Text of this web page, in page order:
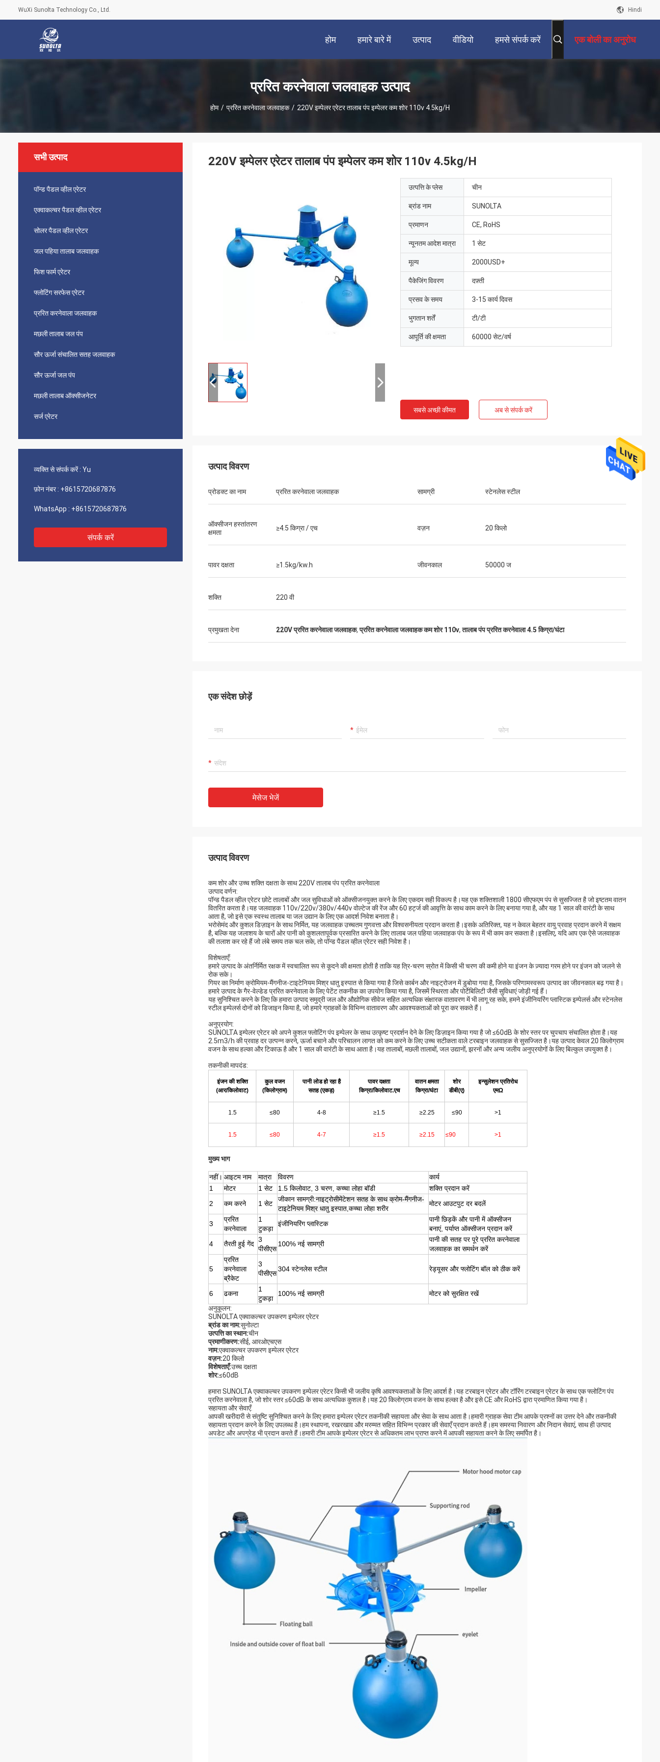
WuXi Sunolta Technology Co., Ltd. Hindi
होम हमारे बारे में उत्पाद वीडियो हमसे संपर्क करें एक बोली का अनुरोध
प्ररित करनेवाला जलवाहक उत्पाद
होम / प्ररित करनेवाला जलवाहक / 220V इम्पेलर एरेटर तालाब पंप इम्पेलर कम शोर 110v 4.5kg/H
सभी उत्पाद
पॉन्ड पैडल व्हील एरेटर
एक्वाकल्चर पैडल व्हील एरेटर
सोलर पैडल व्हील एरेटर
जल पहिया तालाब जलवाहक
फिश फार्म एरेटर
फ्लोटिंग सरफेस एरेटर
प्ररित करनेवाला जलवाहक
मछली तालाब जल पंप
सौर ऊर्जा संचालित सतह जलवाहक
सौर ऊर्जा जल पंप
मछली तालाब ऑक्सीजनेटर
सर्ज एरेटर
व्यक्ति से संपर्क करें : Yu
फ़ोन नंबर : +8615720687876
WhatsApp : +8615720687876
संपर्क करें
220V इम्पेलर एरेटर तालाब पंप इम्पेलर कम शोर 110v 4.5kg/H
उत्पत्ति के प्लेस चीन
ब्रांड नाम SUNOLTA
प्रमाणन CE, RoHS
न्यूनतम आदेश मात्रा 1 सेट
मूल्य 2000USD+
पैकेजिंग विवरण दफ़्ती
प्रसव के समय 3-15 कार्य दिवस
भुगतान शर्तें टी/टी
आपूर्ति की क्षमता 60000 सेट/वर्ष
सबसे अच्छी कीमत अब से संपर्क करें
उत्पाद विवरण
प्रोडक्ट का नाम प्ररित करनेवाला जलवाहक सामग्री स्टेनलेस स्टील
ऑक्सीजन हस्तांतरण
क्षमता
≥4.5 किग्रा / एच वज़न 20 किलो
पावर दक्षता ≥1.5kg/kw.h जीवनकाल 50000 ज
शक्ति 220 वी
प्रमुखता देना 220V प्ररित करनेवाला जलवाहक,प्ररित करनेवाला जलवाहक कम शोर 110v,तालाब पंप प्ररित करनेवाला 4.5 किग्रा/घंटा
एक संदेश छोड़ें
मेसेज भेजें
उत्पाद विवरण
कम शोर और उच्च शक्ति दक्षता के साथ 220V तालाब पंप प्ररित करनेवाला
उत्पाद वर्णन:
पॉन्ड पैडल व्हील एरेटर छोटे तालाबों और जल सुविधाओं को ऑक्सीजनयुक्त करने के लिए एकदम सही विकल्प है।यह एक शक्तिशाली 1800 सीएफएम पंप से सुसज्जित है जो इष्टतम वातन
वितरित करता है।यह जलवाहक 110v/220v/380v/440v वोल्टेज की रेंज और 60 हर्ट्ज की आवृत्ति के साथ काम करने के लिए बनाया गया है, और यह 1 साल की वारंटी के साथ
आता है, जो इसे एक स्वस्थ तालाब या जल उद्यान के लिए एक आदर्श निवेश बनाता है।
भरोसेमंद और कुशल डिज़ाइन के साथ निर्मित, यह जलवाहक उच्चतम गुणवत्ता और विश्वसनीयता प्रदान करता है।इसके अतिरिक्त, यह न केवल बेहतर वायु प्रवाह प्रदान करने में सक्षम
है, बल्कि यह जलाशय के चारों ओर पानी को कुशलतापूर्वक प्रसारित करने के लिए तालाब जल पहिया जलवाहक पंप के रूप में भी काम कर सकता है।इसलिए, यदि आप एक ऐसे जलवाहक
की तलाश कर रहे हैं जो लंबे समय तक चल सके, तो पॉन्ड पैडल व्हील एरेटर सही निवेश है।
विशेषताएँ:
हमारे उत्पाद के अंतर्निर्मित रक्षक में स्वचालित रूप से कूदने की क्षमता होती है ताकि यह त्रि-चरण स्रोत में किसी भी चरण की कमी होने या इंजन के ज़्यादा गरम होने पर इंजन को जलने से
रोक सके।
गियर का निर्माण क्रोमियम-मैंगनीज-टाइटेनियम मिश्र धातु इस्पात से किया गया है जिसे कार्बन और नाइट्रोजन में डुबोया गया है, जिसके परिणामस्वरूप उत्पाद का जीवनकाल बढ़ गया है।
हमारे उत्पाद के गैर-वेल्डेड प्ररित करनेवाला के लिए पेटेंट तकनीक का उपयोग किया गया है, जिसमें स्थिरता और पोर्टेबिलिटी जैसी सुविधाएं जोड़ी गई हैं।
यह सुनिश्चित करने के लिए कि हमारा उत्पाद समुद्री जल और औद्योगिक सीवेज सहित अत्यधिक संक्षारक वातावरण में भी लागू रह सके, हमने इंजीनियरिंग प्लास्टिक इम्पेलर्स और स्टेनलेस
स्टील इम्पेलर्स दोनों को डिजाइन किया है, जो हमारे ग्राहकों के विभिन्न वातावरण और आवश्यकताओं को पूरा कर सकते हैं।
अनुप्रयोग:
SUNOLTA इम्पेलर एरेटर को अपने कुशल फ्लोटिंग पंप इम्पेलर के साथ उत्कृष्ट प्रदर्शन देने के लिए डिज़ाइन किया गया है जो ≤60dB के शोर स्तर पर चुपचाप संचालित होता है।यह
2.5m3/h की प्रवाह दर उत्पन्न करने, ऊर्जा बचाने और परिचालन लागत को कम करने के लिए उच्च सटीकता वाले टरबाइन जलवाहक से सुसज्जित है।यह उत्पाद केवल 20 किलोग्राम
वजन के साथ हल्का और टिकाऊ है और 1 साल की वारंटी के साथ आता है।यह तालाबों, मछली तालाबों, जल उद्यानों, झरनों और अन्य जलीय अनुप्रयोगों के लिए बिल्कुल उपयुक्त है।
तकनीकी मापदंड:
इंजन की शक्ति
(आर/किलोवाट)
कुल वजन
(किलोग्राम)
पानी लोड हो रहा है
सतह (एकड़)
पावर दक्षता
किग्रा/किलोवाट.एच
वातन क्षमता
किग्रा/घंटा
शोर
डीबी(ए)
इन्सुलेशन प्रतिरोध
एमΩ
1.5 ≤80 4-8 ≥1.5 ≥2.25 ≤90 >1
1.5 ≤80 4-7 ≥1.5 ≥2.15 ≤90 >1
मुख्य भाग
नहीं। आइटम नाम मात्रा विवरण
कार्य
1
मोटर 1 सेट 1.5 किलोवाट, 3 चरण, कच्चा लोहा बॉडी
शक्ति प्रदान करें
2
कम करने 1 सेट
जीकान सामग्री:नाइट्रोसीमेंटेशन सतह के साथ क्रोम-मैंगनीज-
टाइटेनियम मिश्र धातु इस्पात कच्चा लोहा शरीर
मोटर आउटपुट दर बदलें
3
प्ररित
करनेवाला
1
टुकड़ा
इंजीनियरिंग प्लास्टिक
पानी छिड़कें और पानी में ऑक्सीजन
बनाएं, पर्याप्त ऑक्सीजन प्रदान करें
4
तैरती हुई गेंद
3
पीसीएस
100% नई सामग्री
पानी की सतह पर पूरे प्ररित करनेवाला
जलवाहक का समर्थन करें
5
प्ररित
करनेवाला
ब्रैकेट
3
पीसीएस
304 स्टेनलेस स्टील रेड्यूसर और फ्लोटिंग बॉल को ठीक करें
6 ढकना
1
टुकड़ा
100% नई सामग्री
मोटर को सुरक्षित रखें
अनुकूलन:
SUNOLTA एक्वाकल्चर उपकरण इम्पेलर एरेटर
ब्रांड का नाम:सुनोल्टा
उत्पत्ति का स्थान:चीन
प्रमाणीकरण:सीई, आरओएचएस
नाम:एक्वाकल्चर उपकरण इम्पेलर एरेटर
वज़न:20 किलो
विशेषताएँ:उच्च दक्षता
शोर:≤60dB
हमारा SUNOLTA एक्वाकल्चर उपकरण इम्पेलर एरेटर किसी भी जलीय कृषि आवश्यकताओं के लिए आदर्श है।यह टरबाइन एरेटर और टॉरिंग टरबाइन एरेटर के साथ एक फ्लोटिंग पंप
प्ररित करनेवाला है, जो शोर स्तर ≤60dB के साथ अत्यधिक कुशल है।यह 20 किलोग्राम वजन के साथ हल्का है और इसे CE और RoHS द्वारा प्रमाणित किया गया है।
सहायता और सेवाएँ:
आपकी खरीदारी से संतुष्टि सुनिश्चित करने के लिए हमारा इम्पेलर एरेटर तकनीकी सहायता और सेवा के साथ आता है।हमारी ग्राहक सेवा टीम आपके प्रश्नों का उत्तर देने और तकनीकी
सहायता प्रदान करने के लिए उपलब्ध है।हम स्थापना, रखरखाव और मरम्मत सहित विभिन्न प्रकार की सेवाएँ प्रदान करते हैं।हम समस्या निवारण और निदान सेवाएं, साथ ही उत्पाद
अपडेट और अपग्रेड भी प्रदान करते हैं।हमारी टीम आपके इम्पेलर एरेटर से अधिकतम लाभ प्राप्त करने में आपकी सहायता करने के लिए समर्पित है।